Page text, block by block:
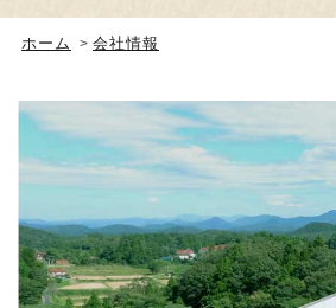
ホーム 会社情報